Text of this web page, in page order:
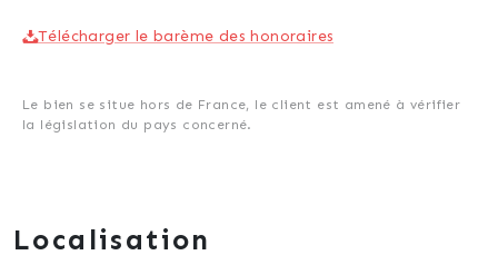
Télécharger le barème des honoraires
Le bien se situe hors de France, le client est amené à vérifier
la législation du pays concerné.
Localisation